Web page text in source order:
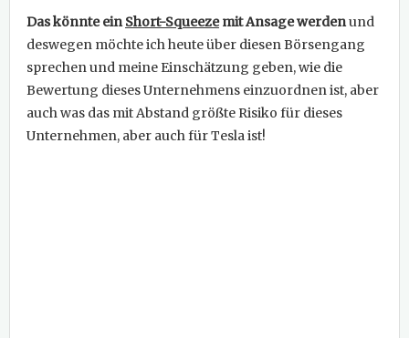
Das könnte einShort-Squeezemit Ansage werdenund
deswegen möchte ich heute über diesen Börsengang
sprechen und meine Einschätzung geben, wie die
Bewertung dieses Unternehmens einzuordnen ist, aber
auch was das mit Abstand größte Risiko für dieses
Unternehmen, aber auch für Tesla ist!